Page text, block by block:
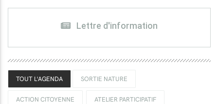
Lettre d'information
TOUT L'AGENDA SORTIE NATURE
ACTION CITOYENNE ATELIER PARTICIPATIF